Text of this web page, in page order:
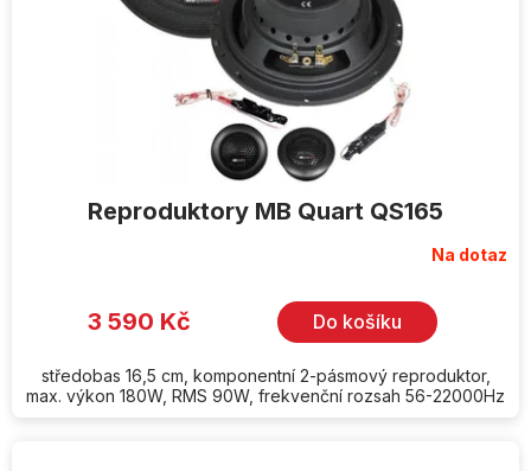
Reproduktory MB Quart QS165
Na dotaz
3 590 Kč Do košíku
středobas 16,5 cm, komponentní 2-pásmový reproduktor,
max. výkon 180W, RMS 90W, frekvenční rozsah 56-22000Hz